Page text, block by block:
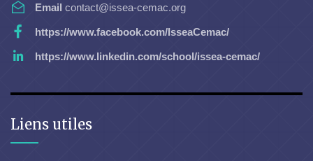
Email contact@issea-cemac.org
https://www.facebook.com/IsseaCemac/
https://www.linkedin.com/school/issea-cemac/
Liens utiles